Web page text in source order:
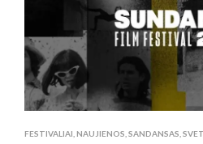
NAUJAI
LIETUVIŲ
KINO
KLASIKOS
FESTIVALIAI NAUJIENOS SANDANSAS